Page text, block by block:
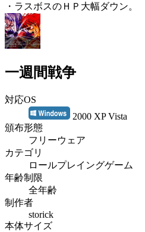
・ラスボスのＨＰ大幅ダウン。
一週間戦争
対応OS
2000 XP Vista
頒布形態
フリーウェア
カテゴリ
ロールプレイングゲーム
年齢制限
全年齢
制作者
storick
本体サイズ